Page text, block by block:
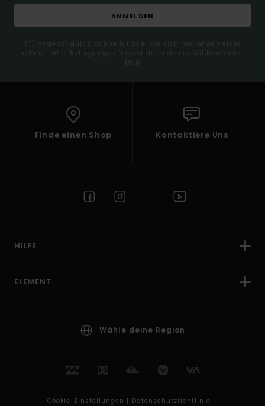
ANMELDEN
(*) Angebot gültig online für alle, die sich neu angemeldet
haben - Alle Bedingungen findest du in deiner Willkommens-
Mail
Finde einen Shop Kontaktiere Uns
HILFE
ELEMENT
Wähle deine Region
Cookie-Einstellungen | Datenschutzrichtlinie |